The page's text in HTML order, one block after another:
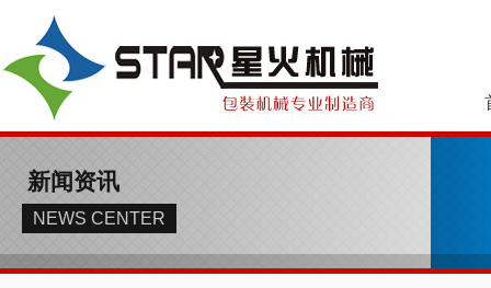
新闻资讯
NEWS CENTER